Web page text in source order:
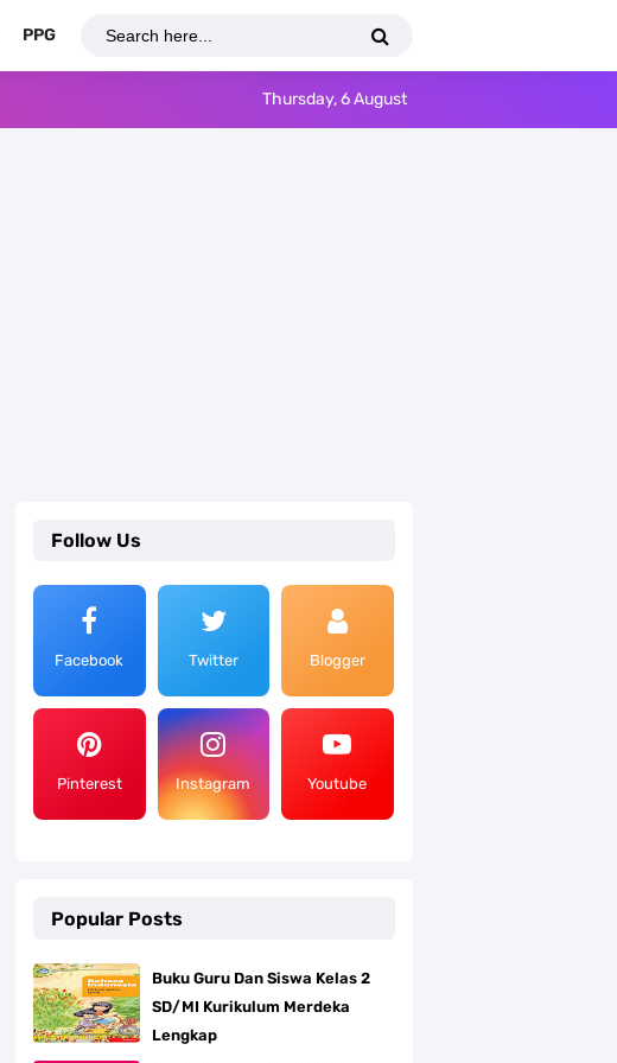
PPG
Thursday, 6 August
Follow Us
Facebook Twitter Blogger
Pinterest Instagram Youtube
Popular Posts
Buku Guru Dan Siswa Kelas 2
SD/MI Kurikulum Merdeka
Lengkap